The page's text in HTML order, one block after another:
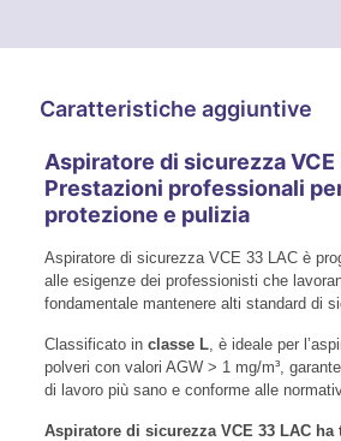
Caratteristiche aggiuntive
Aspiratore di sicurezza VCE
Prestazioni professionali
protezione e pulizia
Aspiratore di sicurezza VCE 33 LAC è
alle esigenze dei professionisti che
fondamentale mantenere alti standard di
Classificato in classe L, è ideale per
polveri con valori AGW > 1 mg/m³,
di lavoro più sano e conforme alle
Aspiratore di sicurezza VCE 33 LAC